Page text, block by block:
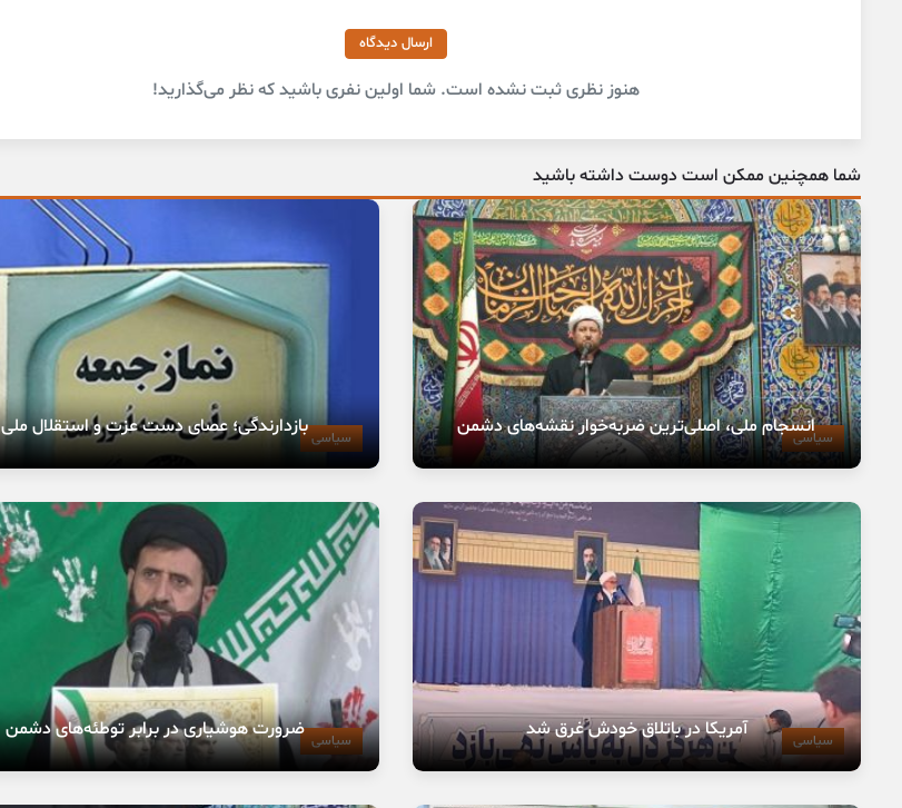
ارسال دیدگاه
هنوز نظری ثبت نشده است. شما اولین نفری باشید که نظر می‌گذارید!
شما همچنین ممکن است دوست داشته باشید
سیاسی
انسجام ملی، اصلی‌ترین ضربه‌خوار نقشه‌های دشمن سیاسیبازدارندگی؛ عصای دست عزت و استقلال ملی
سیاسی آمریکا در باتلاق خودش غرق شد سیاسی ضرورت هوشیاری در برابر توطئه‌های دشمن